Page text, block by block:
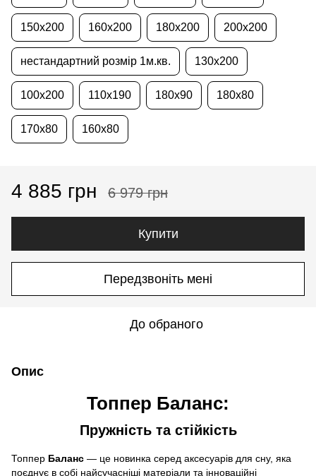
150x200 160x200 180x200 200x200
нестандартний розмір 1м.кв. 130x200
100x200 110x190 180x90 180x80
170x80 160x80
4 885 грн 6 979 грн
Купити
Передзвоніть мені
До обраного
Опис
Топпер Баланс:
Пружність та стійкість
Топпер Баланс — це новинка серед аксесуарів для сну, яка
поєднує в собі найсучасніші матеріали та інноваційні